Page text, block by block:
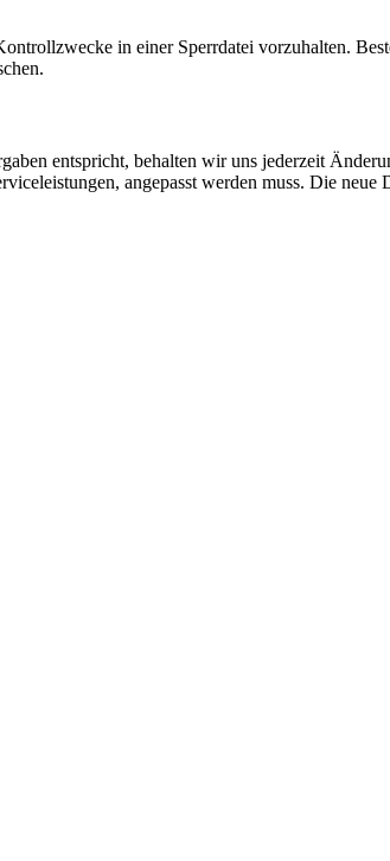
in einer Sperrdatei vorzuhalten.
entspricht, behalten wir uns jederzeit
angepasst werden muss. Die